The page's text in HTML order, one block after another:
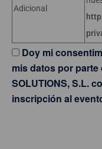
Adicional
Doy mi
mis datos por parte
SOLUTIONS, S.L.
inscripción al